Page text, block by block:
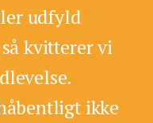
udfyld
kvitterer vi
ikke